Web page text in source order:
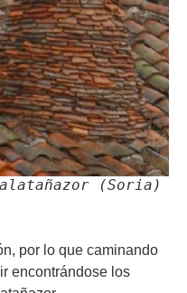
(Soria)
por lo que caminando
encontrándose los